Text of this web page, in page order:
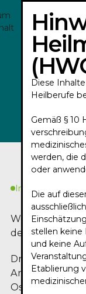
Diese
Heilberufe
Gemäß § 10
werden, die
oder
Die auf
stellen keine
und keine
Etablierung
In Kürze
Worum geht
dem Podcast?
Dr. med.